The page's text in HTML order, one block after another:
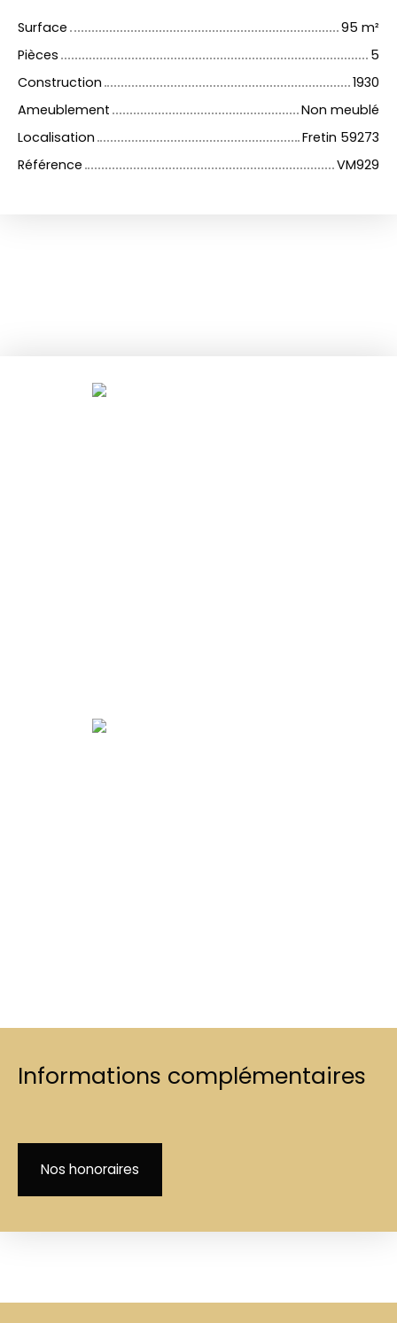
Surface 95 m²
Pièces
5
Construction
1930
Ameublement
Non meublé
Localisation
Fretin 59273
Référence
VM929
Informations complémentaires
Nos honoraires